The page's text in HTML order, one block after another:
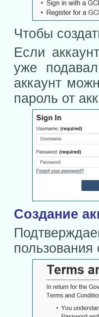
Чтобы
Если
уже
аккаунт
пароль от
Создание